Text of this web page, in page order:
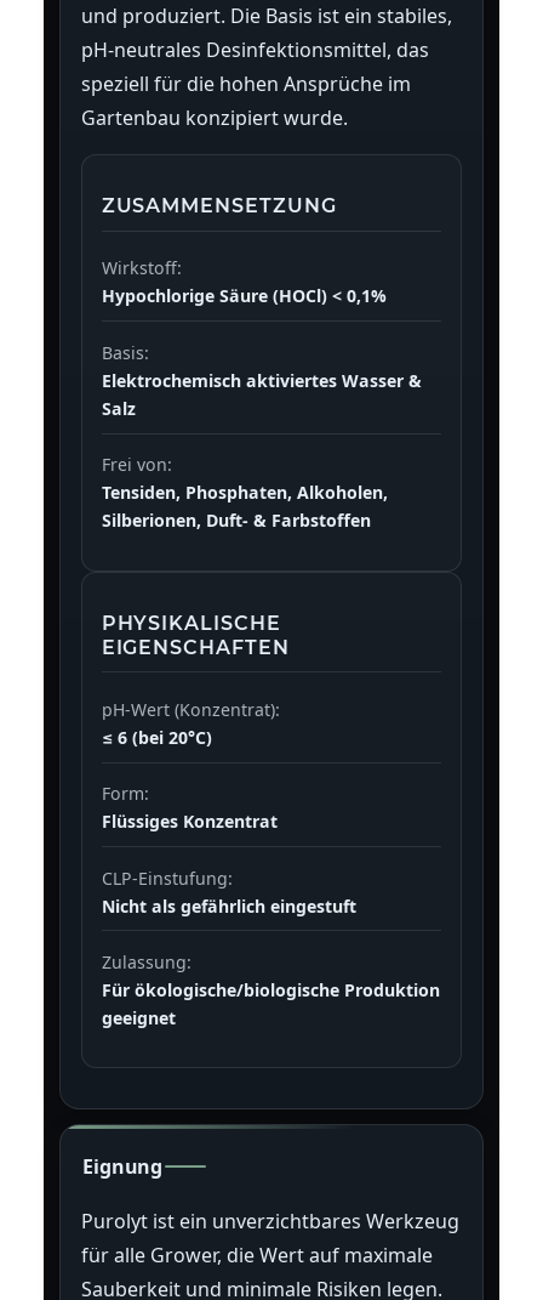
und produziert. Die Basis ist ein stabiles,
pH-neutrales Desinfektionsmittel, das
speziell für die hohen Ansprüche im
Gartenbau konzipiert wurde.
ZUSAMMENSETZUNG
Wirkstoff:
Hypochlorige Säure (HOCl) < 0,1%
Basis:
Elektrochemisch aktiviertes Wasser &
Salz
Frei von:
Tensiden, Phosphaten, Alkoholen,
Silberionen, Duft- & Farbstoffen
PHYSIKALISCHE
EIGENSCHAFTEN
pH-Wert (Konzentrat):
≤ 6 (bei 20°C)
Form:
Flüssiges Konzentrat
CLP-Einstufung:
Nicht als gefährlich eingestuft
Zulassung:
Für ökologische/biologische Produktion
geeignet
Eignung
Purolyt ist ein unverzichtbares Werkzeug
für alle Grower, die Wert auf maximale
Sauberkeit und minimale Risiken legen.